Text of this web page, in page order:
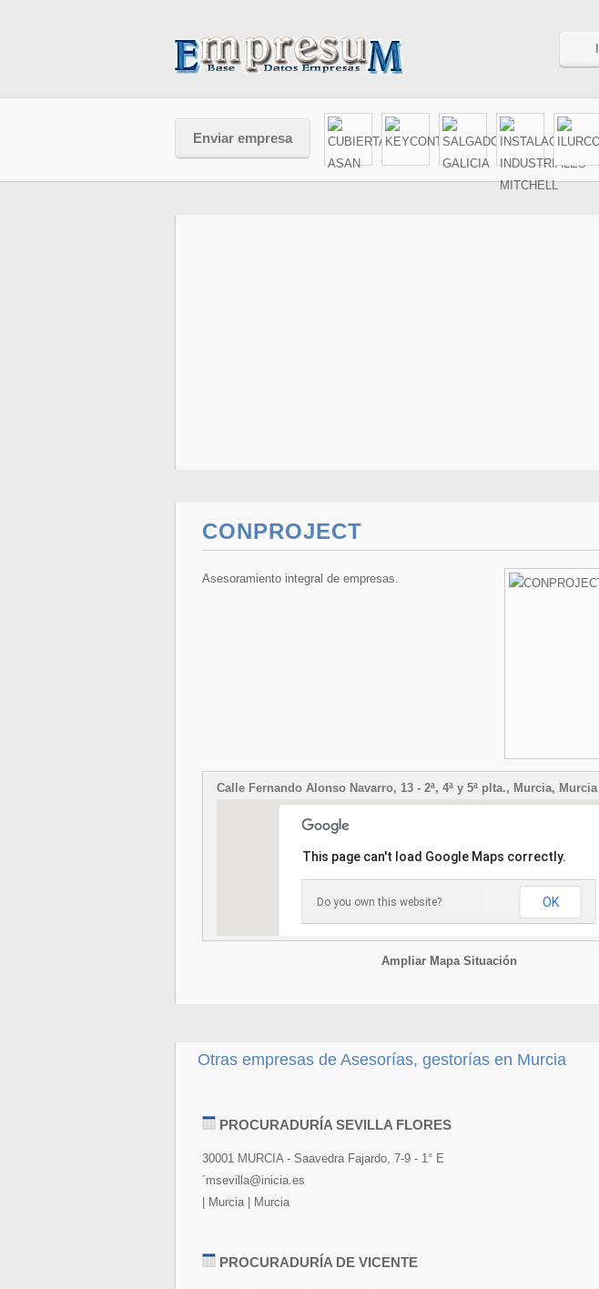
Enviar empresa
CONPROJECT
Asesoramiento integral de empresas.
Calle Fernando Alonso Navarro, 13 - 2ª, 4ª y 5ª plta., Murcia, Murcia
This page can't load Google Maps correctly.
Do you own this website? OK
Ampliar Mapa Situación
Otras empresas de Asesorías, gestorías en Murcia
PROCURADURÍA SEVILLA FLORES
30001 MURCIA - Saavedra Fajardo, 7-9 - 1° E
´msevilla@inicia.es
| Murcia | Murcia
PROCURADURÍA DE VICENTE